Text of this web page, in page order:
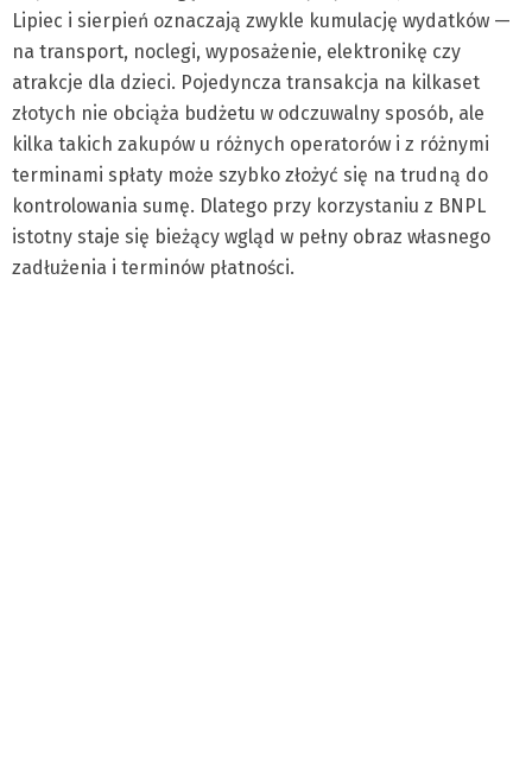
Lipiec i sierpień oznaczają zwykle kumulację wydatków —
na transport, noclegi, wyposażenie, elektronikę czy
atrakcje dla dzieci. Pojedyncza transakcja na kilkaset
złotych nie obciąża budżetu w odczuwalny sposób, ale
kilka takich zakupów u różnych operatorów i z różnymi
terminami spłaty może szybko złożyć się na trudną do
kontrolowania sumę. Dlatego przy korzystaniu z BNPL
istotny staje się bieżący wgląd w pełny obraz własnego
zadłużenia i terminów płatności.